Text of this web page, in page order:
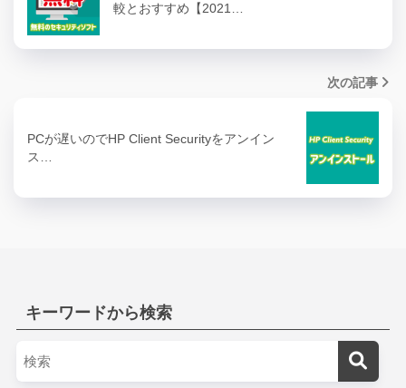
較とおすすめ【2021…
次の記事
PCが遅いのでHP Client Securityをアンイン
ス…
キーワードから検索